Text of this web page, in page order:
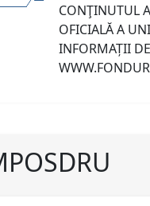
CONŢINUTUL
OFICIALĂ A
INFORMAȚII